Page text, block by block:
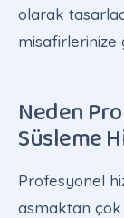
olarak
misafirlerinize
Neden
Süsleme
Profesyonel
asmaktan çok